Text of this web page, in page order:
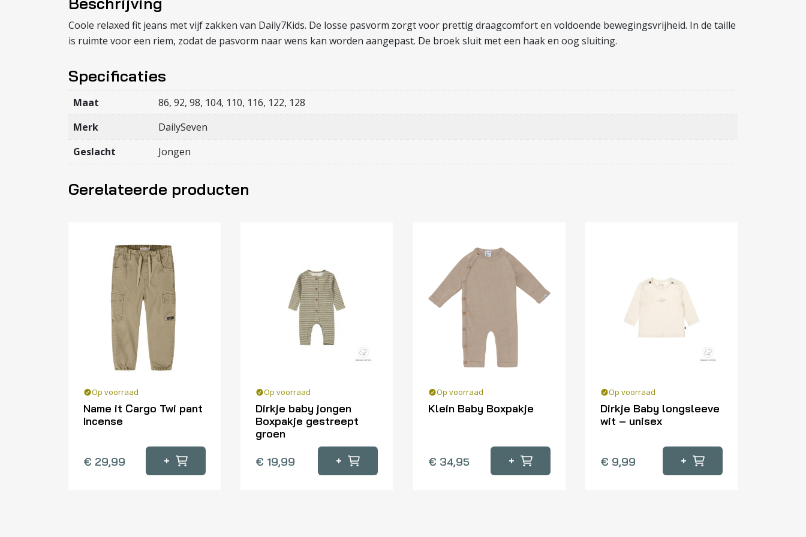
Coole relaxed fit jeans met vijf zakken van Daily7Kids. De losse pasvorm zorgt voor prettig draagcomfort en voldoende bewegingsvrijheid. In de taille
is ruimte voor een riem, zodat de pasvorm naar wens kan worden aangepast. De broek sluit met een haak en oog sluiting.
Specificaties
Maat
86, 92, 98, 104, 110, 116, 122, 128
Merk
DailySeven
Geslacht
Jongen
Gerelateerde producten
Op voorraad
Name it Cargo Twi pant
Incense
€ 29,99 +
product
Op voorraad
Dirkje baby jongen
Boxpakje gestreept
groen
€ 19,99 +
product
Op voorraad
Klein Baby Boxpakje
€ 34,95 +
heeft
Op voorraad
Dirkje Baby longsleeve
wit – unisex
€ 9,99 +
product
heeft